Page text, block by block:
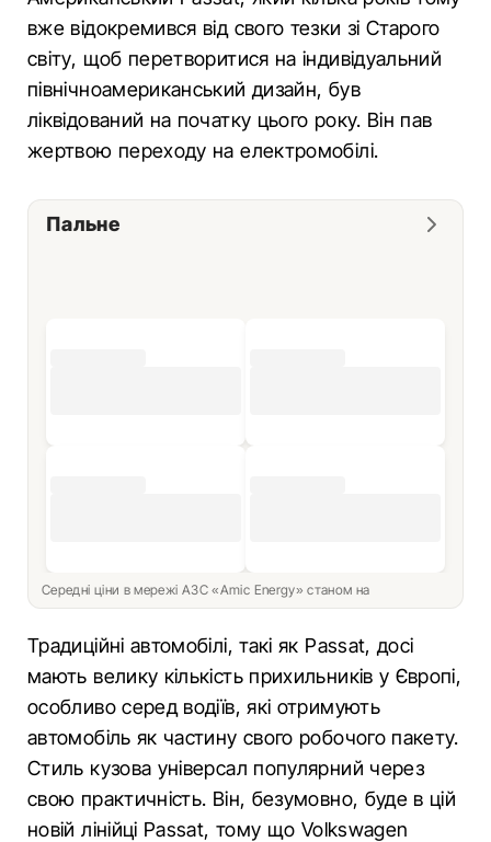
вже відокремився від свого тезки зі Старого
світу, щоб перетворитися на індивідуальний
північноамериканський дизайн, був
ліквідований на початку цього року. Він пав
жертвою переходу на електромобілі.
Пальне
Середні ціни в мережі АЗС «Amic Energy» станом на
Традиційні автомобілі, такі як Passat, досі
мають велику кількість прихильників у Європі,
особливо серед водіїв, які отримують
автомобіль як частину свого робочого пакету.
Стиль кузова універсал популярний через
свою практичність. Він, безумовно, буде в цій
новій лінійці Passat, тому що Volkswagen